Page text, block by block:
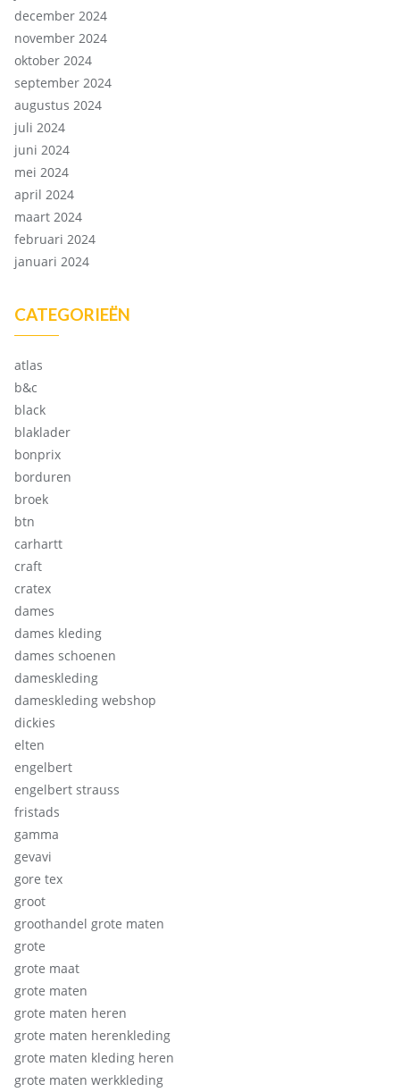
december 2024
november 2024
oktober 2024
september 2024
augustus 2024
juli 2024
juni 2024
mei 2024
april 2024
maart 2024
februari 2024
januari 2024
CATEGORIEËN
atlas
b&c
black
blaklader
bonprix
borduren
broek
btn
carhartt
craft
cratex
dames
dames kleding
dames schoenen
dameskleding
dameskleding webshop
dickies
elten
engelbert
engelbert strauss
fristads
gamma
gevavi
gore tex
groot
groothandel grote maten
grote
grote maat
grote maten
grote maten heren
grote maten herenkleding
grote maten kleding heren
grote maten werkkleding